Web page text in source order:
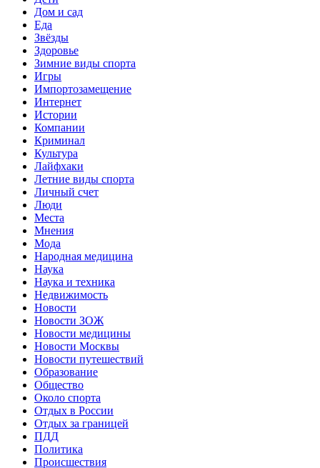
Дом и сад
Еда
Звёзды
Здоровье
Зимние виды спорта
Игры
Импортозамещение
Интернет
Истории
Компании
Криминал
Культура
Лайфхаки
Летние виды спорта
Личный счет
Люди
Места
Мнения
Мода
Народная медицина
Наука
Наука и техника
Недвижимость
Новости
Новости ЗОЖ
Новости медицины
Новости Москвы
Новости путешествий
Образование
Общество
Около спорта
Отдых в России
Отдых за границей
ПДД
Политика
Происшествия